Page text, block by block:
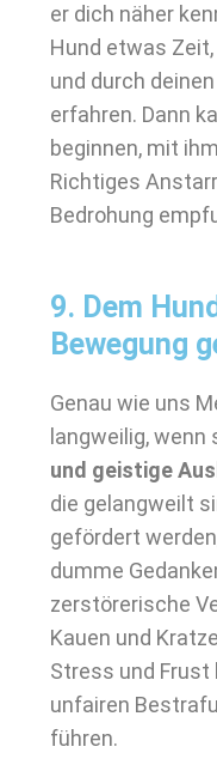
er dich näher
Hund etwas
und durch
erfahren. Dann
beginnen, mit
Richtiges
Bedrohung
9. Dem
Bewegung
Genau wie uns
langweilig,
und geistige
die gelangweilt
gefördert
dumme
zerstörerische
Kauen und
Stress und Frust
unfairen
führen.